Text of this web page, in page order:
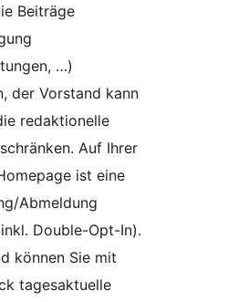
Beiträge
…)
der Vorstand kann
redaktionelle
Auf Ihrer
ist eine
Abmeldung
Double-Opt-In).
können Sie mit
tagesaktuelle